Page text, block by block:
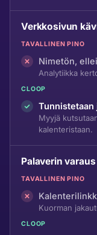
Verkkosivun
TAVALLINEN PINO
Nimetön,
Analytiikka
CLOOP
Tunnistetaan
Myyjä
kalenteristaan.
Palaverin varaus
TAVALLINEN PINO
Kuorman
CLOOP